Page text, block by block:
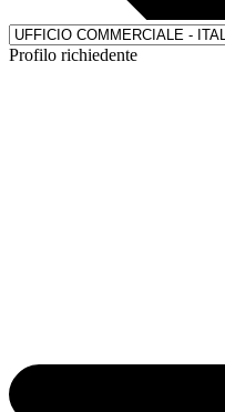
Profilo richiedente